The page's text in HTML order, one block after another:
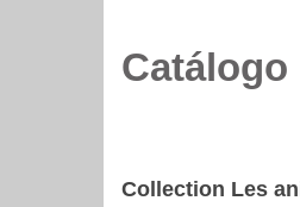
Catálogo
Collection Les